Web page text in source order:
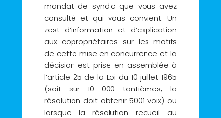
mandat de syndic que vous avez
consulté et qui vous convient. Un
zest d’information et d’explication
aux copropriétaires sur les motifs
de cette mise en concurrence et la
décision est prise en assemblée à
l’article 25 de la Loi du 10 juillet 1965
(soit sur 10 000 tantièmes, la
résolution doit obtenir 5001 voix) ou
lorsque la résolution recueil au